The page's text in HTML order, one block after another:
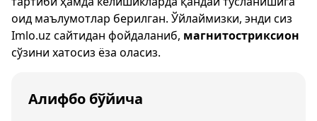
оид маълумотлар берилган. Ўйлаймизки, энди сиз
Imlo.uz сайтидан фойдаланиб, магнитостриксион
сўзини хатосиз ёза оласиз.
Алифбо бўйича